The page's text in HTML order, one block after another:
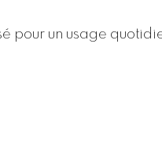
pour un usage